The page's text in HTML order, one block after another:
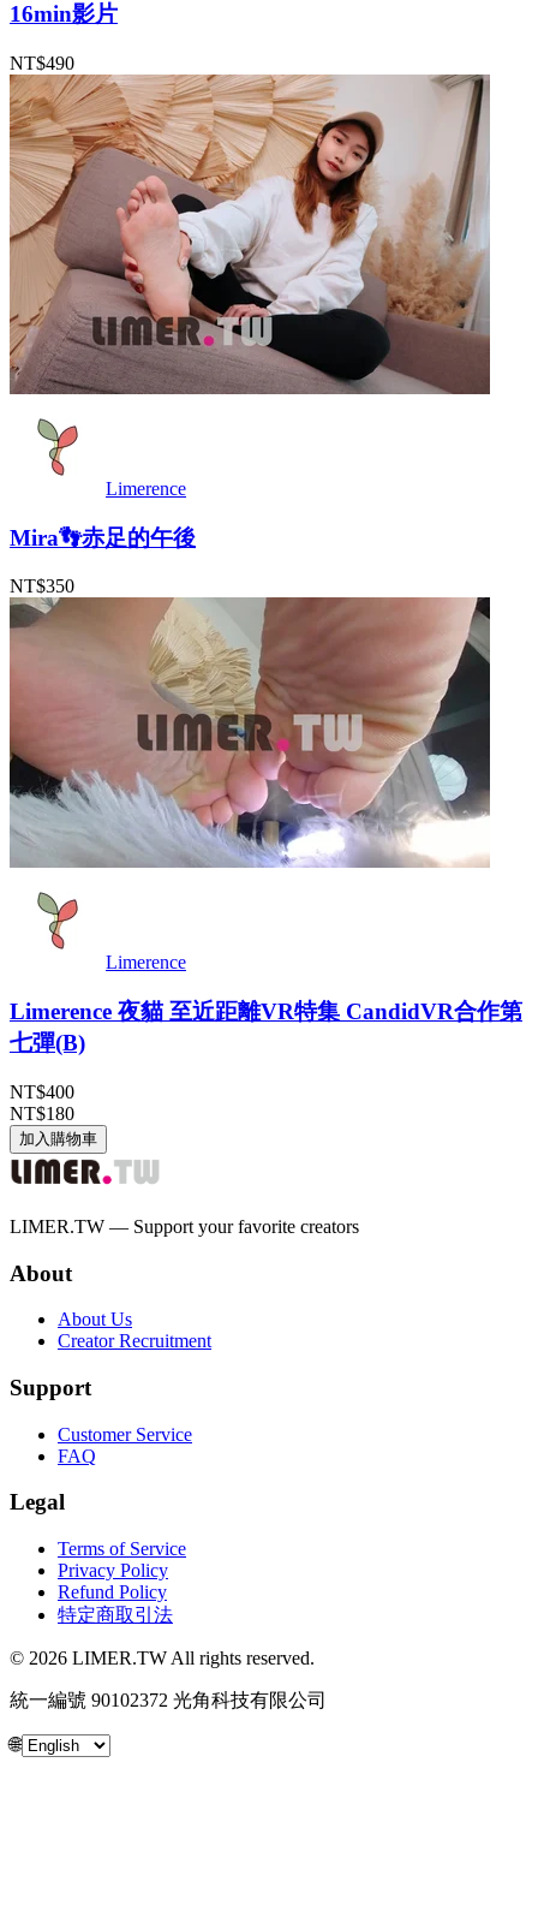
16min影片
NT$490
Limerence
Mira👣赤足的午後
NT$350
Limerence
Limerence 夜貓 至近距離VR特集 CandidVR合作第
七彈(B)
NT$400
NT$180
加入購物車
LIMER.TW — Support your favorite creators
About
About Us
Creator Recruitment
Support
Customer Service
FAQ
Legal
Terms of Service
Privacy Policy
Refund Policy
特定商取引法
© 2026 LIMER.TW All rights reserved.
統一編號 90102372 光角科技有限公司
🌐